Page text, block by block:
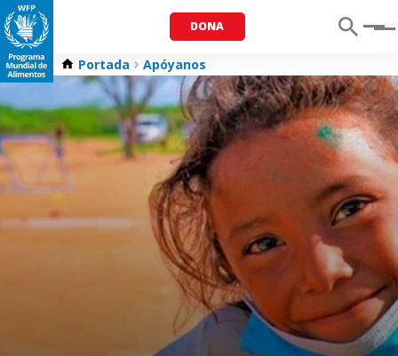
DONA Menu
Portada Apóyanos